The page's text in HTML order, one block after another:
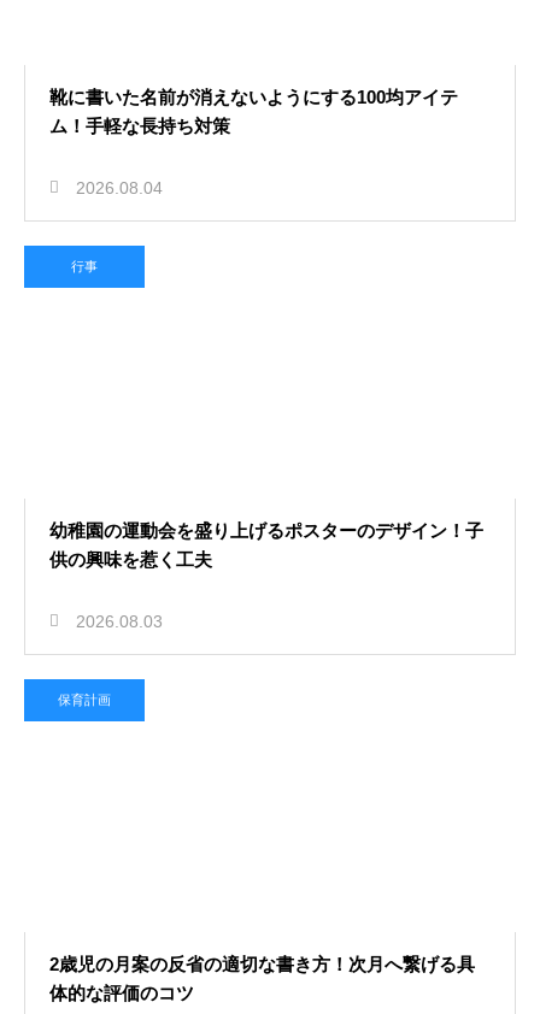
靴に書いた名前が消えないようにする100均アイテ
ム！手軽な長持ち対策
2026.08.04
行事
幼稚園の運動会を盛り上げるポスターのデザイン！子
供の興味を惹く工夫
2026.08.03
保育計画
2歳児の月案の反省の適切な書き方！次月へ繋げる具
体的な評価のコツ